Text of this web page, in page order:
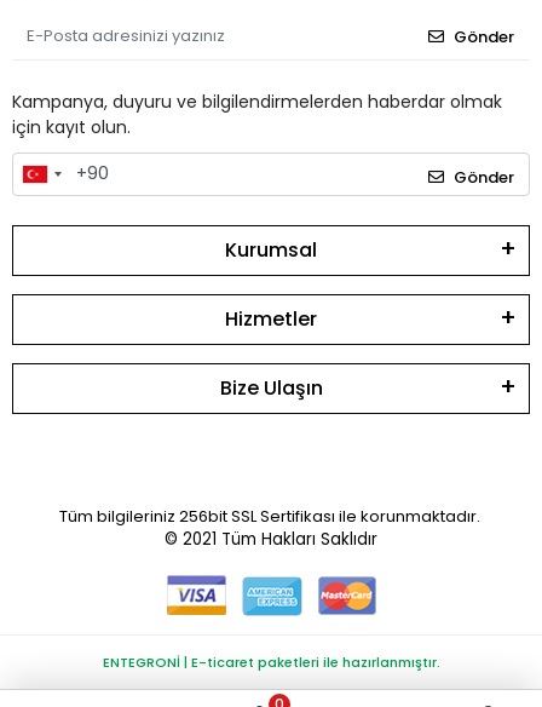
Gönder
Kampanya, duyuru ve bilgilendirmelerden haberdar olmak
için kayıt olun.
Gönder
Kurumsal
Hizmetler
Bize Ulaşın
Tüm bilgileriniz 256bit SSL Sertifikası ile korunmaktadır.
© 2021 Tüm Hakları Saklıdır
ENTEGRONİ | E-ticaret paketleri ile hazırlanmıştır.